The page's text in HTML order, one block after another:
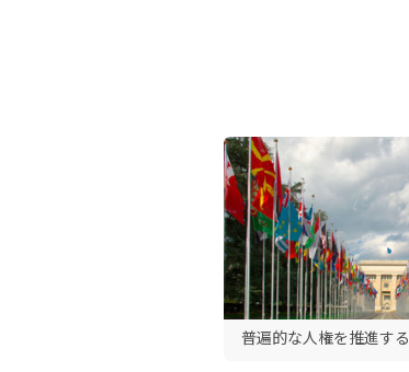
普遍的な人権を推進する